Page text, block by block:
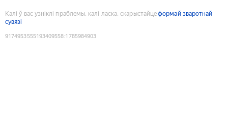
Калі ў вас узніклі праблемы, калі ласка, скарыстайцеформай зваротнай
сувязі
9174953555193409558:1785984903